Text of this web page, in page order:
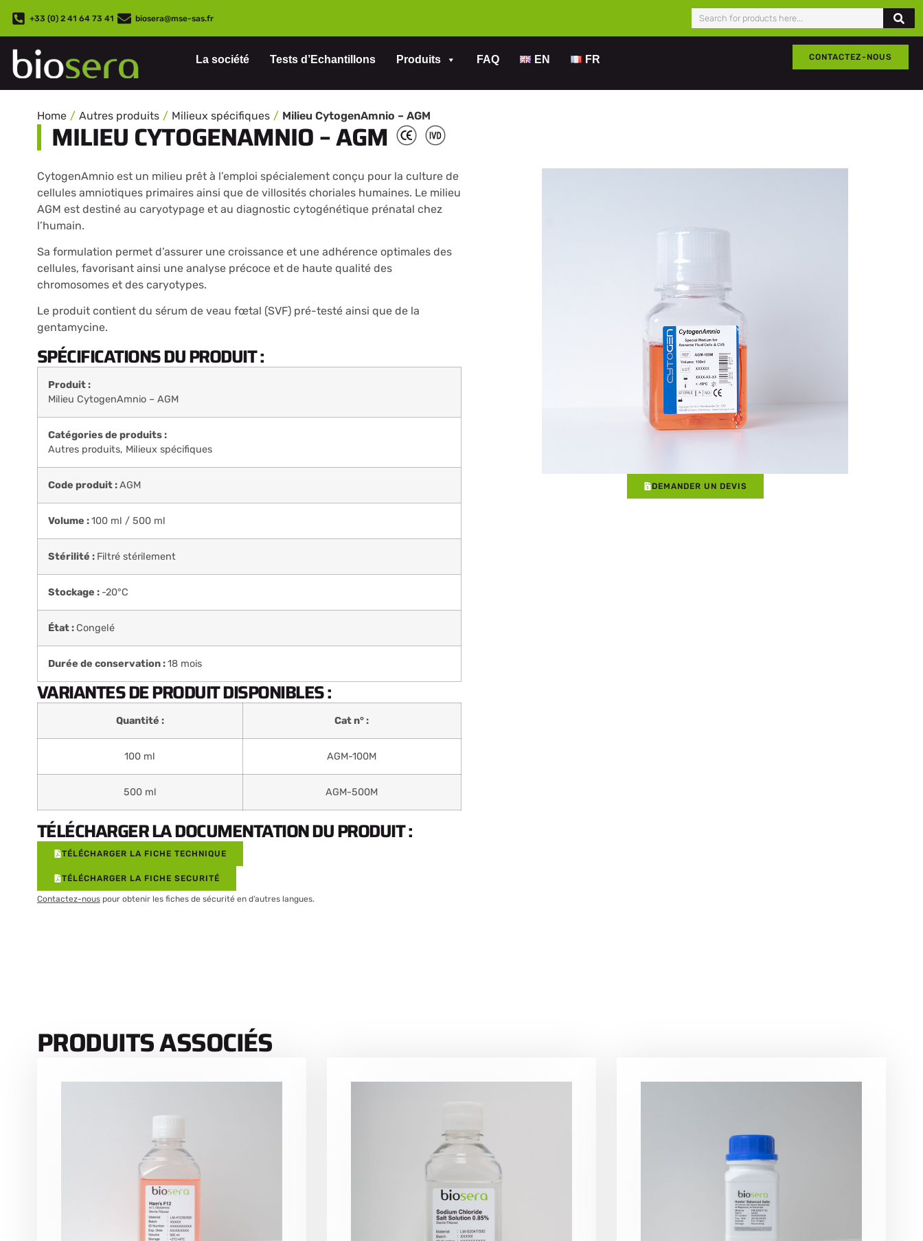
+33 (0) 2 41 64 73 41 biosera@mse-sas.fr
La société Tests d’Echantillons Produits FAQ EN FR CONTACTEZ-NOUS
Home Autres produits Milieux spécifiques Milieu CytogenAmnio – AGM
MILIEU CYTOGENAMNIO – AGM
CytogenAmnio est un milieu prêt à l’emploi spécialement conçu pour la culture de
cellules amniotiques primaires ainsi que de villosités choriales humaines. Le milieu
AGM est destiné au caryotypage et au diagnostic cytogénétique prénatal chez
l’humain.
Sa formulation permet d’assurer une croissance et une adhérence optimales des
cellules, favorisant ainsi une analyse précoce et de haute qualité des
chromosomes et des caryotypes.
Le produit contient du sérum de veau fœtal (SVF) pré-testé ainsi que de la
gentamycine.
SPÉCIFICATIONS DU PRODUIT :
Produit :
Milieu CytogenAmnio – AGM
Catégories de produits :
Autres produits, Milieux spécifiques
Code produit :AGM
Volume :100 ml / 500 ml
Stérilité : Filtré stérilement
Stockage : -20°C
État : Congelé
Durée de conservation :18 mois
VARIANTES DE PRODUIT DISPONIBLES :
Quantité : Cat n° :
100 ml AGM-100M
500 ml AGM-500M
TÉLÉCHARGER LA DOCUMENTATION DU PRODUIT :
TÉLÉCHARGER LA FICHE TECHNIQUE
TÉLÉCHARGER LA FICHE SECURITÉ
Contactez-nouspour obtenir les fiches de sécurité en d’autres langues.
DEMANDER UN DEVIS
PRODUITS ASSOCIÉS